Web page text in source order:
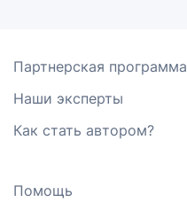
Партнерская программа
Наши эксперты
Как стать автором?
Помощь